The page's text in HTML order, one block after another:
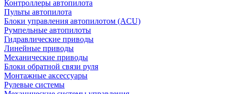
Контроллеры автопилота
Пульты автопилота
Блоки управления автопилотом (ACU)
Румпельные автопилоты
Гидравлические приводы
Линейные приводы
Механические приводы
Блоки обратной связи руля
Монтажные аксессуары
Рулевые системы